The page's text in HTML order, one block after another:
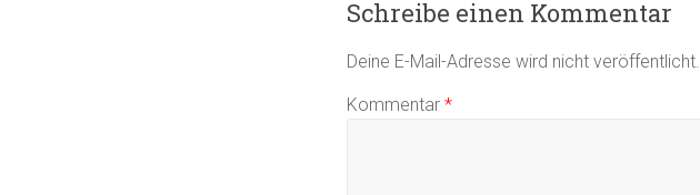
Schreibe einen Kommentar
Deine E-Mail-Adresse wird nicht veröffentlicht.
Kommentar *